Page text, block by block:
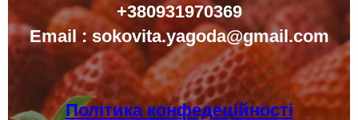
+380931970369
Email : sokovita.yagoda@gmail.com
Політика конфедеційності